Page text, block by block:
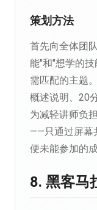
策划方法
首先向全体团
能"和"想学的
需匹配的主题
概述说明、20
为减轻讲师负
——只通过屏幕
便未能参加的
8. 黑客马